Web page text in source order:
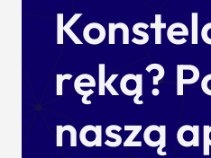
ręką?
naszą